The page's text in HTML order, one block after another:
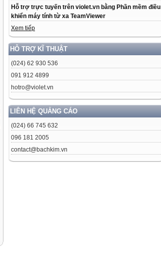
Hỗ trợ trực tuyến trên violet.vn bằng Phần mềm điều
khiển máy tính từ xa TeamViewer
Xem tiếp
HỖ TRỢ KĨ THUẬT
(024) 62 930 536
091 912 4899
hotro@violet.vn
LIÊN HỆ QUẢNG CÁO
(024) 66 745 632
096 181 2005
contact@bachkim.vn